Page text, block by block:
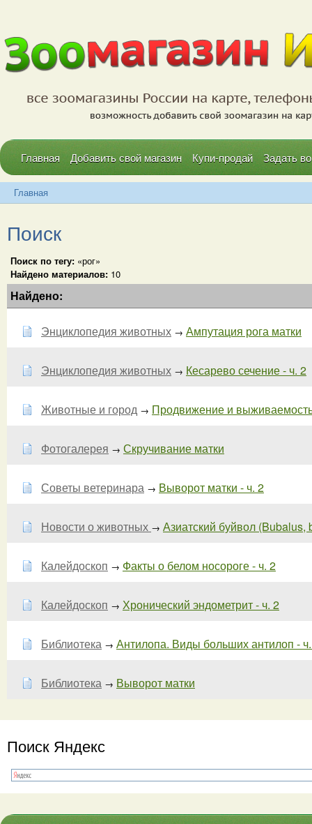
Главная Добавить свой магазин Купи-продай Задать
Главная
Поиск
Поиск по тегу: «рог»
Найдено материалов: 10
Найдено:
Энциклопедия животных → Ампутация рога матки
Энциклопедия животных → Кесарево сечение - ч. 2
Животные и город → Продвижение и
Фотогалерея → Скручивание матки
Советы ветеринара → Выворот матки - ч. 2
Новости о животных → Азиатский буйвол (Bubalus,
Калейдоскоп → Факты о белом носороге - ч. 2
Калейдоскоп → Хронический эндометрит - ч. 2
Библиотека → Антилопа. Виды больших антилоп -
Библиотека → Выворот матки
Поиск Яндекс